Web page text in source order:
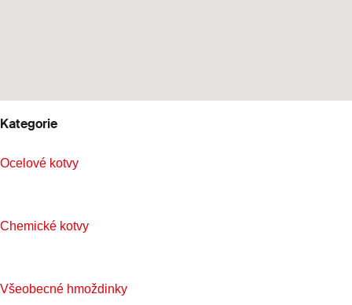
Kategorie
Ocelové kotvy
Chemické kotvy
Všeobecné hmoždinky